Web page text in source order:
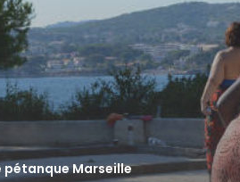
pétanque Marseille